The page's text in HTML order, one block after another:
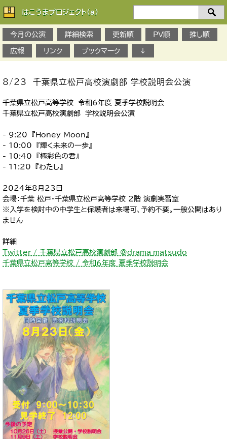
はこうまプロジェクト(a)
今月の公演
詳細検索 更新順 PV順 推し順
広報 リンク ブックマーク ↓
8/23 千葉県立松戸高校演劇部 学校説明会公演
千葉県立松戸高等学校 令和6年度 夏季学校説明会
千葉県立松戸高校演劇部 学校説明会公演
- 9:20 『Honey Moon』
- 10:00 『輝く未来の一歩』
- 10:40 『極彩色の君』
- 11:20 『わたし』
2024年8月23日
会場：千葉 松戸・千葉県立松戸高等学校 2階 演劇実習室
※入学を検討中の中学生と保護者は来場可、予約不要。一般公開はあり
ません
詳細
Twitter / 千葉県立松戸高校演劇部 @drama_matsudo
千葉県立松戸高等学校 / 令和６年度 夏季学校説明会